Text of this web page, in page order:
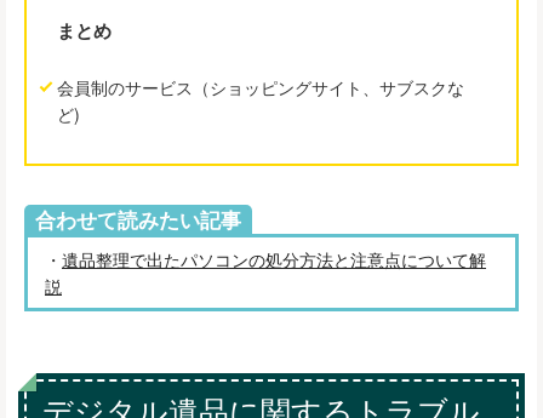
まとめ
会員制のサービス（ショッピングサイト、サブスクな
ど)
合わせて読みたい記事
・ 遺品整理で出たパソコンの処分方法と注意点について解
説